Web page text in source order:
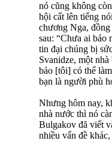
nó cũng không
hội cất lên tiếng
chương Nga,
sau: “Chưa ai bảo
tin đại chúng bị
Svanidze, một
bảo [tôi] có thể
bạn là người phù
Nhưng hôm nay,
nhà nước thì nó
Bulgakov đã viết
nhiều vấn đề